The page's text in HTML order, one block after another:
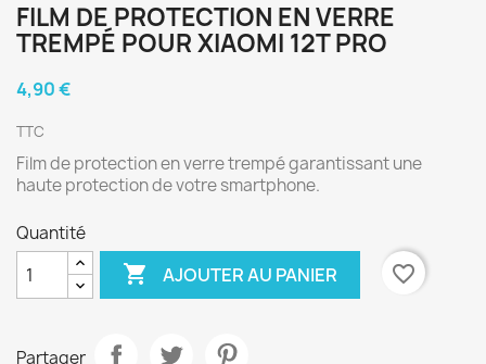
FILM DE PROTECTION EN VERRE
TREMPÉ POUR XIAOMI 12T PRO
4,90 €
TTC
Film de protection en verre trempé garantissant une
haute protection de votre smartphone.
Quantité
 AJOUTER AU PANIER favorite_border
Partager